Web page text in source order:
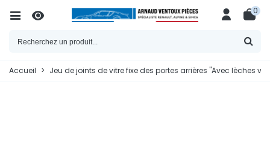
0
Accueil > Jeu de joints de vitre fixe des portes arrières "Avec lèches